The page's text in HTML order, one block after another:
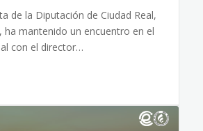
de la Diputación de Ciudad Real,
ha mantenido un encuentro en el
con el director…